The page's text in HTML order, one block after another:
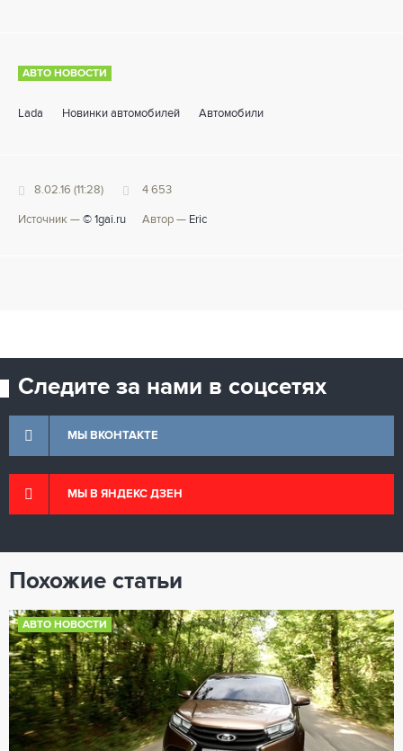
АВТО НОВОСТИ
Lada Новинки автомобилей Автомобили
8.02.16 (11:28) 4 653
Источник — © 1gai.ru Автор — Eric
Следите за нами в соцсетях
МЫ ВКОНТАКТЕ
МЫ В ЯНДЕКС ДЗЕН
Похожие статьи
АВТО НОВОСТИ